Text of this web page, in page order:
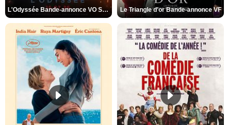
L'Odyssée Bande-annonce VO STFR Le Triangle d'or Bande-annonce VF